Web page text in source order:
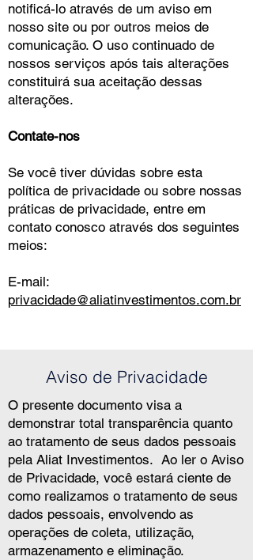
notificá-lo através de um aviso em
nosso site ou por outros meios de
comunicação. O uso continuado de
nossos serviços após tais alterações
constituirá sua aceitação dessas
alterações.
Contate-nos
Se você tiver dúvidas sobre esta
política de privacidade ou sobre nossas
práticas de privacidade, entre em
contato conosco através dos seguintes
meios:
E-mail:
privacidade@aliatinvestimentos.com.br
Aviso de Privacidade
O presente documento visa a
demonstrar total transparência quanto
ao tratamento de seus dados pessoais
pela Aliat Investimentos. Ao ler o Aviso
de Privacidade, você estará ciente de
como realizamos o tratamento de seus
dados pessoais, envolvendo as
operações de coleta, utilização,
armazenamento e eliminação.